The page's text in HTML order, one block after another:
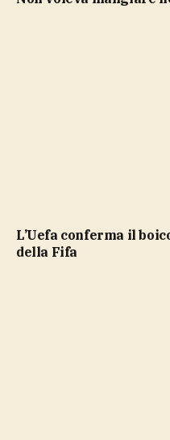
L’Uefa conferma il boicottaggio alle competizioni
della Fifa